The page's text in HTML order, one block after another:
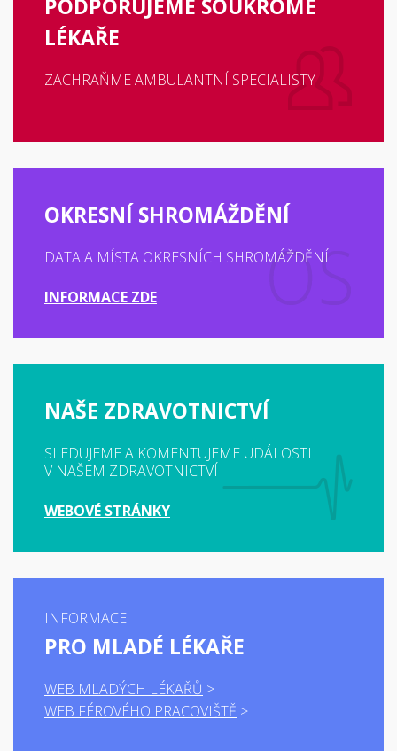
PODPORUJEME SOUKROMÉ
LÉKAŘE
ZACHRAŇME AMBULANTNÍ SPECIALISTY
OKRESNÍ SHROMÁŽDĚNÍ
DATA A MÍSTA OKRESNÍCH SHROMÁŽDĚNÍ
INFORMACE ZDE
NAŠE ZDRAVOTNICTVÍ
SLEDUJEME A KOMENTUJEME UDÁLOSTI
V NAŠEM ZDRAVOTNICTVÍ
WEBOVÉ STRÁNKY
INFORMACE
PRO MLADÉ LÉKAŘE
WEB MLADÝCH LÉKAŘŮ
WEB FÉROVÉHO PRACOVIŠTĚ